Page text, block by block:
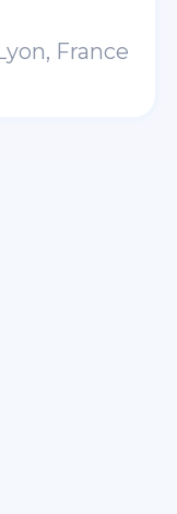
France